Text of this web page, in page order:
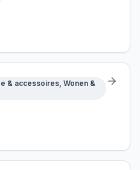
& accessoires, Wonen &